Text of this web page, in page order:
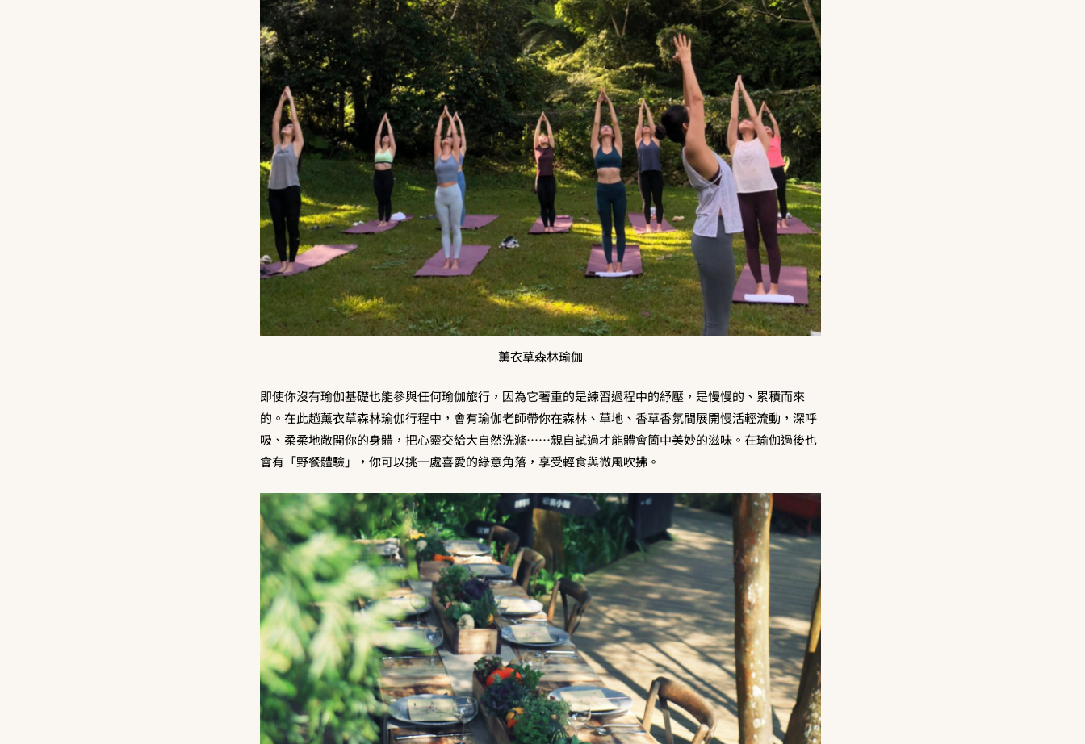
薰衣草森林瑜伽
即使你沒有瑜伽基礎也能參與任何瑜伽旅行，因為它著重的是練習過程中的紓壓，是慢慢的、累積而來
的。在此趟薰衣草森林瑜伽行程中，會有瑜伽老師帶你在森林、草地、香草香氛間展開慢活輕流動，深呼
吸、柔柔地敞開你的身體，把心靈交給大自然洗滌……親自試過才能體會箇中美妙的滋味。在瑜伽過後也
會有「野餐體驗」，你可以挑一處喜愛的綠意角落，享受輕食與微風吹拂。